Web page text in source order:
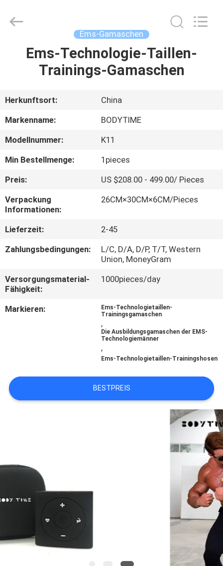
HAUS
ÜBER
UNS
FABRIK-
AUSFLUG
QUALITÄTSKONTROLLE
TRETEN
MIT
UNS
IN
FÄLLE
ZITAT
SITEMAP
PRIVACY
POLICY
Technology
Ems-Gamaschen
Ems-Technologie-Taillen-
Trainings-Gamaschen
Herkunftsort:
China
Markenname:
BODYTIME
Modellnummer:
K11
Min Bestellmenge:
1pieces
Preis:
US $208.00 - 499.00/ Pieces
Verpackung
Informationen:
26CM×30CM×6CM/Pieces
Lieferzeit:
2-45
Zahlungsbedingungen:
L/C, D/A, D/P, T/T, Western
Union, MoneyGram
Versorgungsmaterial-
Fähigkeit:
1000pieces/day
Markieren:
Ems-Technologietaillen-
Trainingsgamaschen
,
Die Ausbildungsgamaschen der EMS-
Technologiemänner
,
Ems-Technologietaillen-Trainingshosen
BESTPREIS